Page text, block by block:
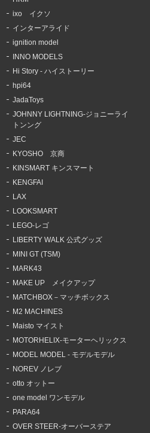
ixo イクソ
インターアライド
ignition model
INNO MODELS
Hi Story - ハイストーリー
hpi64
JadaToys
JOHNNY LIGHTNING-ジョニーライ
トンング
JEC
KYOSHO 京商
KINSMART キンスマート
KENGFAI
LAX
LOOKSMART
LEGO-レゴ
LIBERTY WALK 公式グッズ
MINI GT (TSM)
MARK43
MAKE UP メイクアップ
MATCHBOX－マッチボックス
M2 MACHINES
Maisto マイスト
MOTORHELIX-モーターヘリックス
MODEL MODEL - モデルモデル
NOREV ノレブ
otto オットー
one model ワンモデル
PARA64
OVER STEER-オーバーステア